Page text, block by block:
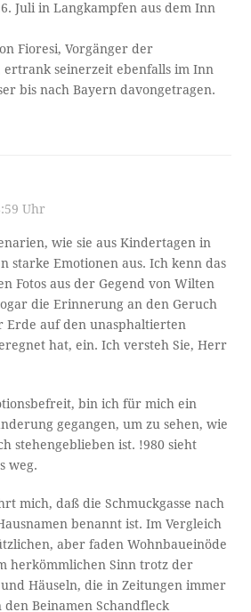
Juli in Langkampfen aus dem Inn
Fioresi, Vorgänger der
ertrank seinerzeit ebenfalls im Inn
bis nach Bayern davongetragen.
Uhr
wie sie aus Kindertagen in
starke Emotionen aus. Ich kenn das
Fotos aus der Gegend von Wilten
die Erinnerung an den Geruch
Erde auf den unasphaltierten
hat, ein. Ich versteh Sie, Herr
bin ich für mich ein
gegangen, um zu sehen, wie
stehengeblieben ist. !980 sieht
weg.
mich, daß die Schmuckgasse nach
benannt ist. Im Vergleich
aber faden Wohnbaueinöde
herkömmlichen Sinn trotz der
Häuseln, die in Zeitungen immer
Beinamen Schandfleck